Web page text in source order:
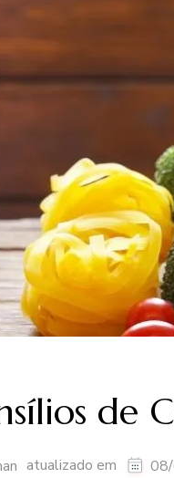
de
atualizado em